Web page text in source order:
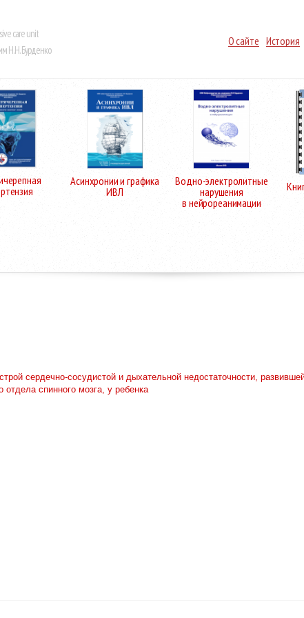
care unit
Н.Н. Бурденко
О сайте История
Асинхронии и графика
ИВЛ
Водно-электролитные
нарушения
в нейрореанимации
сердечно-сосудистой и дыхательной недостаточности,
спинного мозга, у ребенка